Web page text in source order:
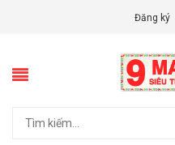
Đăng ký